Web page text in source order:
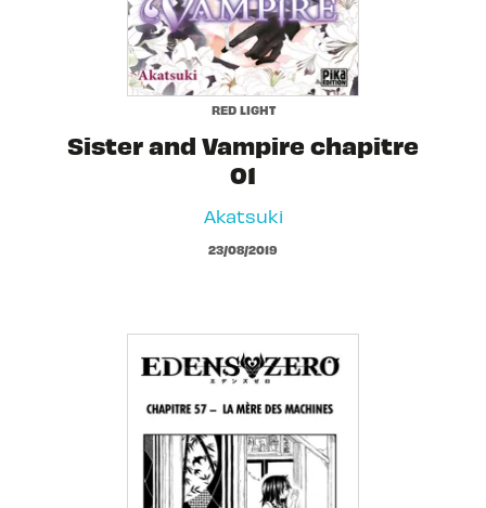
RED LIGHT
Sister and Vampire chapitre
01
Akatsuki
23/08/2019